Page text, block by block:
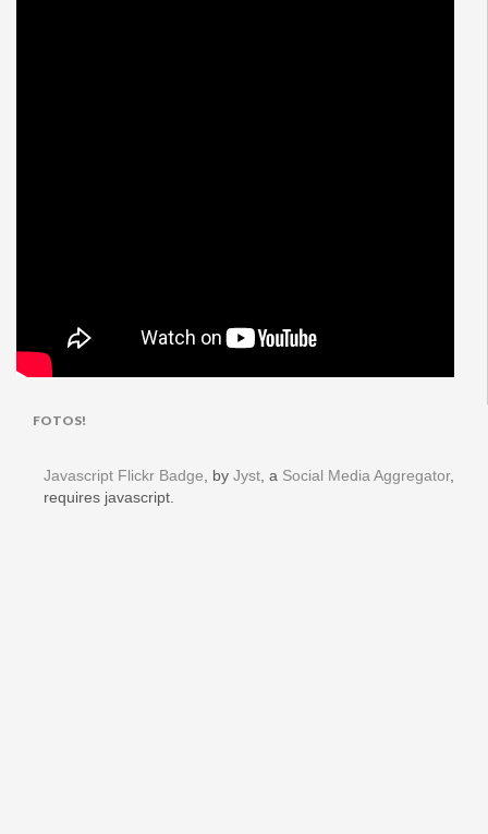
FOTOS!
Javascript Flickr Badge , by Jyst , a Social Media Aggregator,
requires javascript.